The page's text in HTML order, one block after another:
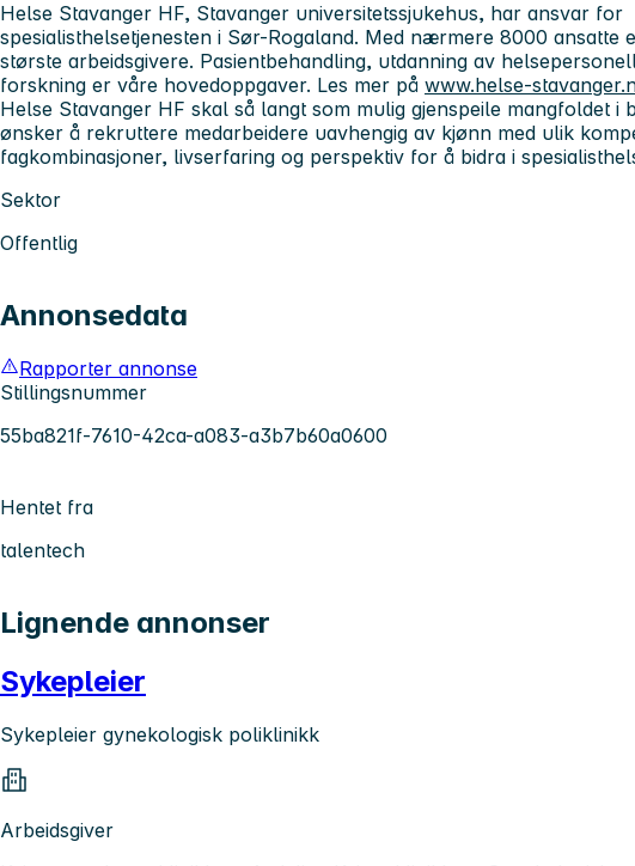
Helse Stavanger HF, Stavanger universitetssjukehus, har ansvar for
spesialisthelsetjenesten i Sør-Rogaland. Med nærmere 8000 ansatte
største arbeidsgivere. Pasientbehandling, utdanning av
forskning er våre hovedoppgaver. Les mer på www.helse-
Helse Stavanger HF skal så langt som mulig gjenspeile mangfoldet i
ønsker å rekruttere medarbeidere uavhengig av kjønn med ulik
fagkombinasjoner, livserfaring og perspektiv for å bidra i
Sektor
Offentlig
Annonsedata
Rapporter annonse
Stillingsnummer
55ba821f-7610-42ca-a083-a3b7b60a0600
Hentet fra
talentech
Lignende annonser
Sykepleier
Sykepleier gynekologisk poliklinikk
Arbeidsgiver